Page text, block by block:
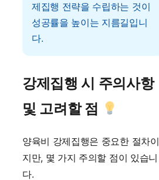
제집행 전략을 수립하는 것이
성공률을 높이는 지름길입니
다.
강제집행 시 주의사항
및 고려할 점
양육비 강제집행은 중요한 절차이
지만, 몇 가지 주의할 점이 있습니
다.